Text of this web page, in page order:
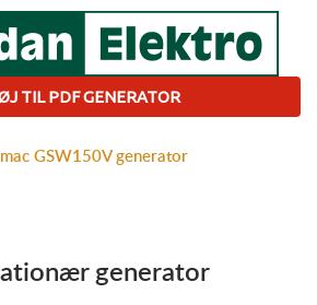
generator
TIL PDF GENERATOR